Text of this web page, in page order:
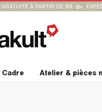
À PARTIR DE 99.-
Cadre Atelier & pièces